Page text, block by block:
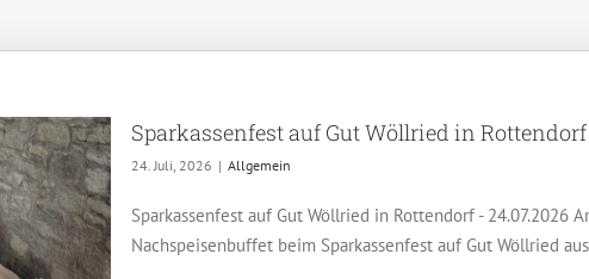
Sparkassenfest auf Gut Wöllried in Rottendorf
24. Juli, 2026 | Allgemein
Sparkassenfest auf Gut Wöllried in Rottendorf - 24.07.2026
Nachspeisenbuffet beim Sparkassenfest auf Gut Wöllried